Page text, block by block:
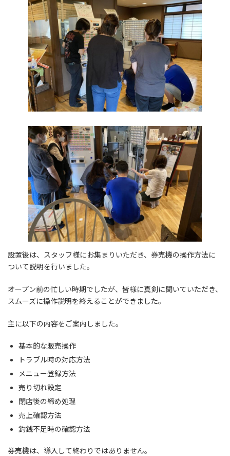
設置後は、スタッフ様にお集まりいただき、券売機の操作方法に
ついて説明を行いました。
オープン前の忙しい時期でしたが、皆様に真剣に聞いていただき、
スムーズに操作説明を終えることができました。
主に以下の内容をご案内しました。
基本的な販売操作
トラブル時の対応方法
メニュー登録方法
売り切れ設定
閉店後の締め処理
売上確認方法
釣銭不足時の確認方法
券売機は、導入して終わりではありません。